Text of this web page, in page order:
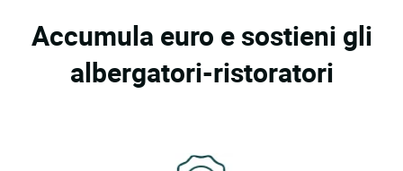
Accumula euro e sostieni gli
albergatori-ristoratori